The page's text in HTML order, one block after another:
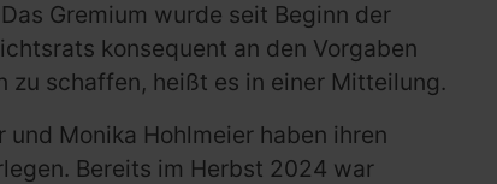
Gremium wurde seit Beginn der
konsequent an den Vorgaben
zu schaffen, heißt es in einer Mitteilung.
Monika Hohlmeier haben ihren
Bereits im Herbst 2024 war